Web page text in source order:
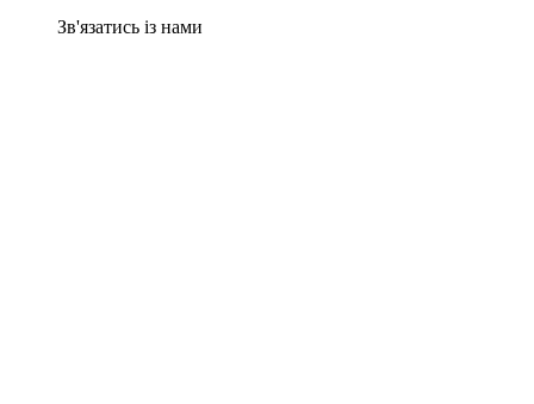
Зв'язатись із нами